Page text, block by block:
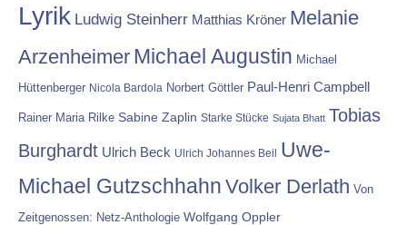
Lyrik Ludwig Steinherr Matthias Kröner Melanie
Arzenheimer Michael Augustin Michael
Hüttenberger Nicola Bardola Norbert Göttler Paul-Henri Campbell
Rainer Maria Rilke Sabine Zaplin Starke Stücke Sujata Bhatt Tobias
Burghardt Ulrich Beck Ulrich Johannes Beil Uwe-
Michael Gutzschhahn Volker Derlath Von
Zeitgenossen: Netz-Anthologie Wolfgang Oppler